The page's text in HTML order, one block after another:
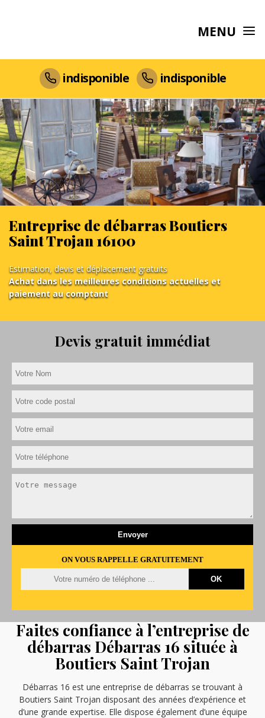
MENU
indisponible indisponible
Entreprise de débarras Boutiers
Saint Trojan 16100
Estimation, devis et déplacement gratuits
Achat dans les meilleures conditions actuelles et
paiement au comptant
Devis gratuit immédiat
ON VOUS RAPPELLE GRATUITEMENT
Faites confiance à l’entreprise de
débarras Débarras 16 située à
Boutiers Saint Trojan
Débarras 16 est une entreprise de débarras se trouvant à
Boutiers Saint Trojan disposant des années d’expérience et
d’une grande expertise. Elle dispose également d’une équipe